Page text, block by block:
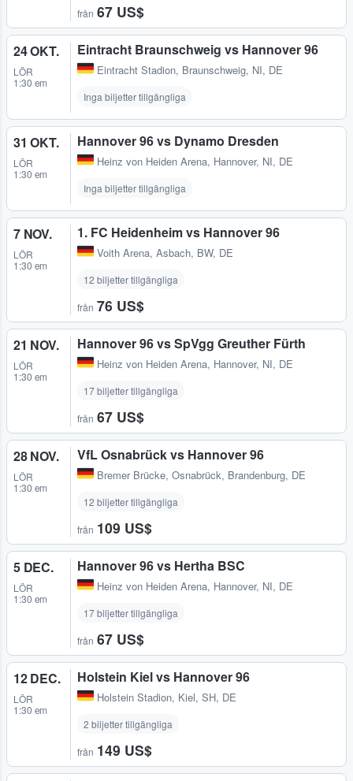
från 67 US$
24 OKT.
LÖR
1:30 em
Eintracht Braunschweig vs Hannover 96
Eintracht Stadion, Braunschweig, NI, DE
Inga biljetter tillgängliga
31 OKT.
LÖR
1:30 em
Hannover 96 vs Dynamo Dresden
Heinz von Heiden Arena, Hannover, NI, DE
Inga biljetter tillgängliga
7 NOV.
LÖR
1:30 em
1. FC Heidenheim vs Hannover 96
Voith Arena, Asbach, BW, DE
12 biljetter tillgängliga
från 76 US$
21 NOV.
LÖR
1:30 em
Hannover 96 vs SpVgg Greuther Fürth
Heinz von Heiden Arena, Hannover, NI, DE
17 biljetter tillgängliga
från 67 US$
28 NOV.
LÖR
1:30 em
VfL Osnabrück vs Hannover 96
Bremer Brücke, Osnabrück, Brandenburg, DE
12 biljetter tillgängliga
från 109 US$
5 DEC.
LÖR
1:30 em
Hannover 96 vs Hertha BSC
Heinz von Heiden Arena, Hannover, NI, DE
17 biljetter tillgängliga
från 67 US$
12 DEC.
LÖR
1:30 em
Holstein Kiel vs Hannover 96
Holstein Stadion, Kiel, SH, DE
2 biljetter tillgängliga
från 149 US$